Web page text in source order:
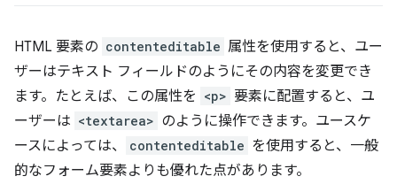
HTML 要素の contenteditable 属性を使用すると、ユー
ザーはテキスト フィールドのようにその内容を変更でき
ます。たとえば、この属性を <p> 要素に配置すると、ユ
ーザーは <textarea> のように操作できます。ユースケ
ースによっては、
contenteditable を使用すると、一般
的なフォーム要素よりも優れた点があります。